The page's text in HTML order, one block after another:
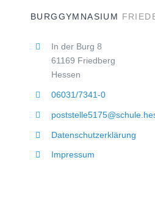
BURGGYMNASIUM
In der Burg 8
61169 Friedberg
Hessen
06031/7341-0
Datenschutzerklärung
Impressum